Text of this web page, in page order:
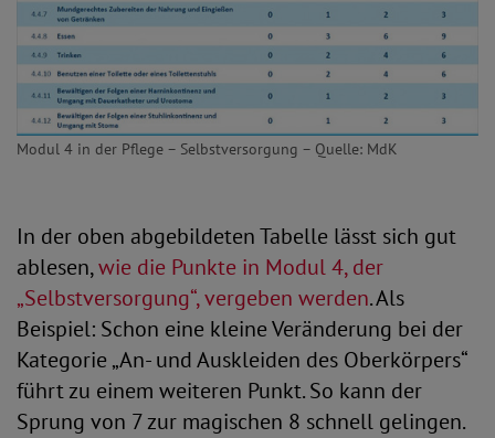
Modul 4 in der Pflege – Selbstversorgung – Quelle: MdK
In der oben abgebildeten Tabelle lässt sich gut
ablesen,wie die Punkte in Modul 4, der
„Selbstversorgung“, vergeben werden. Als
Beispiel: Schon eine kleine Veränderung bei der
Kategorie „An- und Auskleiden des Oberkörpers“
führt zu einem weiteren Punkt. So kann der
Sprung von 7 zur magischen 8 schnell gelingen.